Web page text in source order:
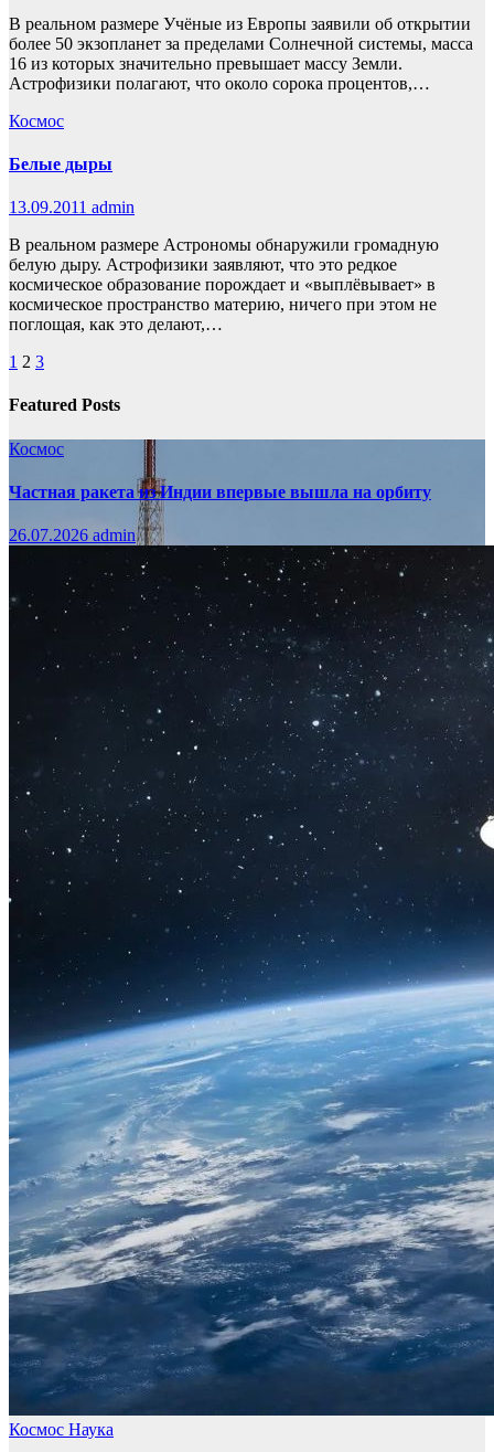
В реальном размере Учёные из Европы заявили об открытии
более 50 экзопланет за пределами Солнечной системы, масса
16 из которых значительно превышает массу Земли.
Астрофизики полагают, что около сорока процентов,…
Космос
Белые дыры
13.09.2011 admin
В реальном размере Астрономы обнаружили громадную
белую дыру. Астрофизики заявляют, что это редкое
космическое образование порождает и «выплёвывает» в
космическое пространство материю, ничего при этом не
поглощая, как это делают,…
Пагинация
записей
1 2 3
Featured Posts
Космос
Частная ракета из Индии впервые вышла на орбиту
26.07.2026 admin
Космос Наука